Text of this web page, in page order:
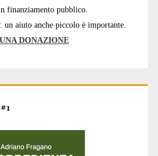
finanziamento pubblico.
: un aiuto anche piccolo è importante.
DONAZIONE